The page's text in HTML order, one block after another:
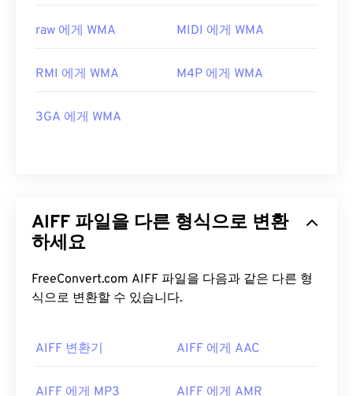
raw 에게 WMA MIDI 에게 WMA
RMI 에게 WMA M4P 에게 WMA
3GA 에게 WMA
AIFF 파일을 다른 형식으로 변환
하세요
FreeConvert.com AIFF 파일을 다음과 같은 다른 형
식으로 변환할 수 있습니다.
AIFF 변환기 AIFF 에게 AAC
AIFF 에게 MP3 AIFF 에게 AMR